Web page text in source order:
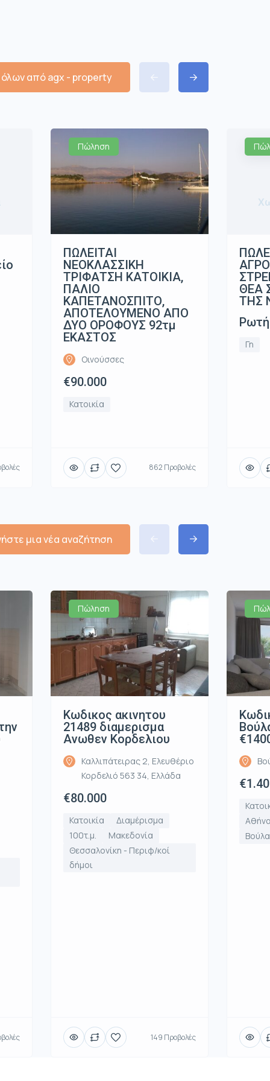
από agx - property
Πώληση
ΠΩΛΕΙΤΑΙ
ΝΕΟΚΛΑΣΣΙΚΗ
ΤΡΙΦΑΤΣΗ ΚΑΤΟΙΚΙΑ,
ΠΑΛΙΟ
ΚΑΠΕΤΑΝΟΣΠΙΤΟ,
ΑΠΟΤΕΛΟΥΜΕΝΟ ΑΠΟ
ΔΥΟ ΟΡΟΦΟΥΣ 92τμ
ΕΚΑΣΤΟΣ
Οινούσσες
€90.000
Κατοικία
862 Προβολές
ΘΕΑ
ΤΗΣ
Γη
μια νέα αναζήτηση
Πώληση
Κωδικος ακινητου
21489 διαμερισμα
Ανωθεν Κορδελιου
Καλλιπάτειρας 2, Ελευθέριο
Κορδελιό 563 34, Ελλάδα
€80.000
Κατοικία
Διαμέρισμα
100τ.μ.
Μακεδονία
Θεσσαλονίκη - Περιφ/κοί
δήμοι
149 Προβολές
Βούλα